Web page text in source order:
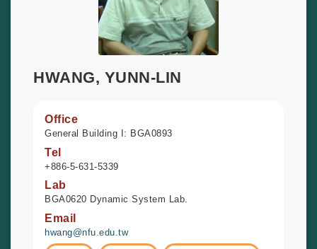
HWANG, YUNN-LIN
Office
General Building I: BGA0893
Tel
+886-5-631-5339
Lab
BGA0620 Dynamic System Lab.
Email
hwang@nfu.edu.tw